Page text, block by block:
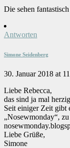
Die sehen
Antworten
Simone Seidenberg
30. Januar 2018 at
Liebe Rebecca,
das sind ja mal
Seit einiger Zeit gibt
„Nosewmonday“,
Liebe Grüße,
Simone